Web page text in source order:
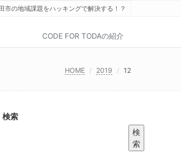
市の地域課題をハッキングで解決する！？
CODE FOR TODAの紹介
HOME 2019 12
検索
検
索